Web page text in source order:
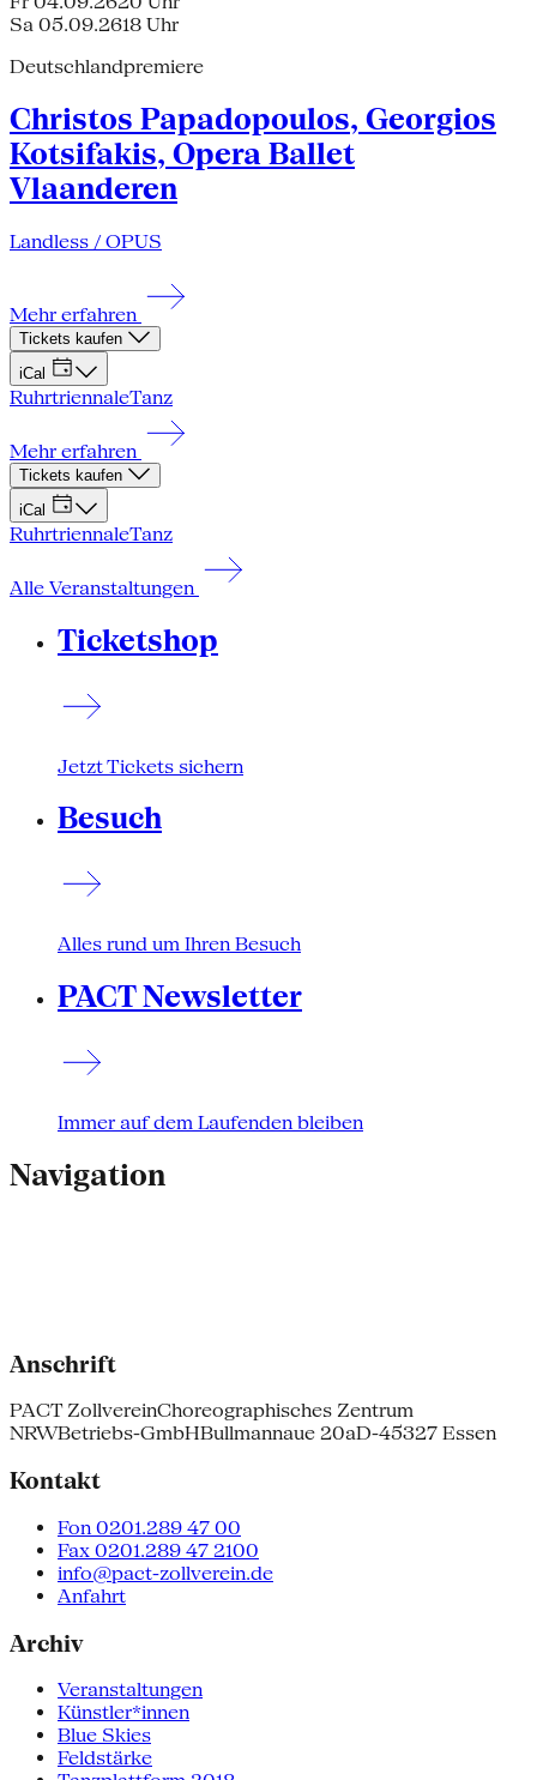
Sa 05.09.2618 Uhr
Deutschlandpremiere
Christos Papadopoulos, Georgios
Kotsifakis, Opera Ballet
Vlaanderen
Landless / OPUS
Mehr erfahren
Tickets kaufen
iCal
RuhrtriennaleTanz
Mehr erfahren
Tickets kaufen
iCal
RuhrtriennaleTanz
Alle Veranstaltungen
Ticketshop
Jetzt Tickets sichern
Besuch
Alles rund um Ihren Besuch
PACT Newsletter
Immer auf dem Laufenden bleiben
Navigation
Anschrift
PACT ZollvereinChoreographisches Zentrum
NRWBetriebs-GmbHBullmannaue 20aD-45327 Essen
Kontakt
Fon 0201.289 47 00
Fax 0201.289 47 2100
info@pact-zollverein.de
Anfahrt
Archiv
Veranstaltungen
Künstler*innen
Blue Skies
Feldstärke